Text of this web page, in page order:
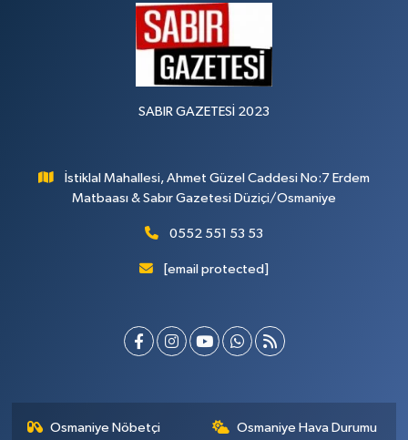
SABIR GAZETESİ 2023
İstiklal Mahallesi, Ahmet Güzel Caddesi No:7 Erdem
Matbaası & Sabır Gazetesi Düziçi/Osmaniye
0552 551 53 53
[email protected]
Osmaniye Nöbetçi
Osmaniye Hava Durumu